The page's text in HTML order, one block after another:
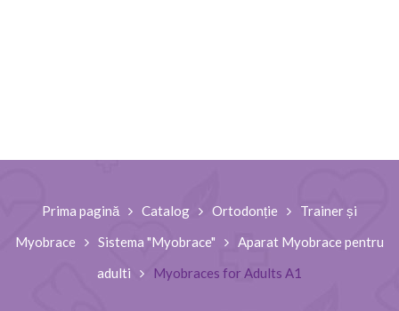
Prima pagină Catalog Ortodonție
Trainer și
Myobrace
Sistema "Myobrace"
Aparat Myobrace pentru
adulti
Myobraces for Adults A1